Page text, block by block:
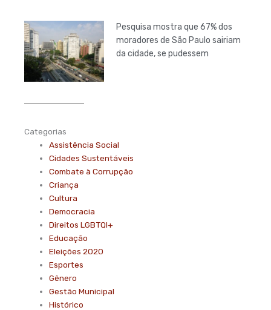
Pesquisa mostra que 67% dos
moradores de São Paulo sairiam
da cidade, se pudessem
Categorias
Assistência Social
Cidades Sustentáveis
Combate à Corrupção
Criança
Cultura
Democracia
Direitos LGBTQI+
Educação
Eleições 2020
Esportes
Gênero
Gestão Municipal
Histórico